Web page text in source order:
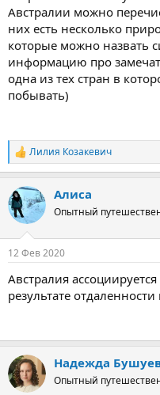
Австралии можно
них есть несколько
которые можно назвать
информацию про
одна из тех стран в
побывать)
Р
е
к
ц
и
Лилия Козакевич
Алиса
Опытный
12 Фев 2020
Австралия
результате
Надежда
Опытный